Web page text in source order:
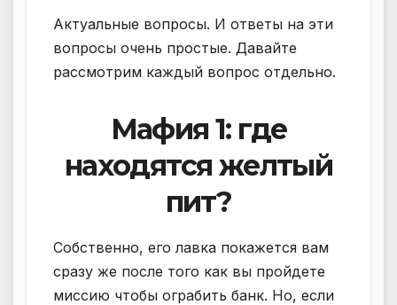
Актуальные вопросы. И ответы на эти
вопросы очень простые. Давайте
рассмотрим каждый вопрос отдельно.
Мафия 1: где
находятся желтый
пит?
Собственно, его лавка покажется вам
сразу же после того как вы пройдете
миссию чтобы ограбить банк. Но, если